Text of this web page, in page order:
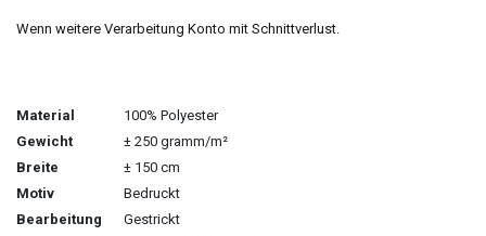
Wenn weitere Verarbeitung Konto mit Schnittverlust.
Material
100% Polyester
Gewicht
± 250 gramm/m²
Breite
± 150 cm
Motiv
Bedruckt
Bearbeitung
Gestrickt